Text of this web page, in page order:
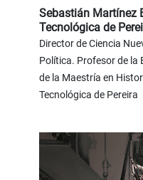
Sebastián Martínez
Tecnológica de
Director de Ciencia
Política. Profesor de la
de la Maestría en
Tecnológica de Pereira